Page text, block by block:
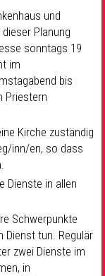
und
Planung
sonntags 19
im
bis
Priestern
Kirche zuständig
inn/en, so dass
Dienste in allen
Schwerpunkte
Dienst tun. Regulär
zwei Dienste im
in